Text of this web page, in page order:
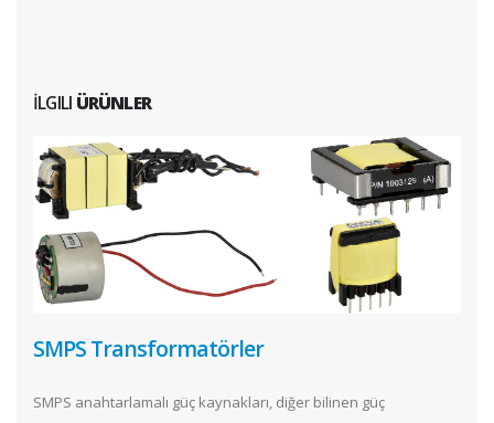
İLGILI ÜRÜNLER
SMPS Transformatörler
SMPS anahtarlamalı güç kaynakları, diğer bilinen güç